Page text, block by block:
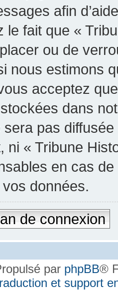
afin
le fait que «
ou de
nous estimons
acceptez
dans
sera pas
ni « Tribune
en cas
données.
de connexion
par phpBB®
et support